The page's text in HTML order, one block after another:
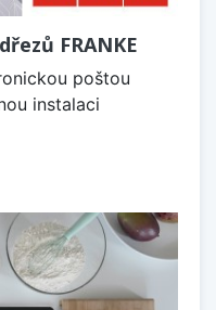
FRANKE
poštou
instalaci